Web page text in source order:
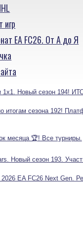
игр
EA FC26. От А до Я
1х1. Новый сезон 194!
итогам сезона 192!
месяца 🏆! Все турниры.
Новый сезон 193.
EA FC26 Next Gen.